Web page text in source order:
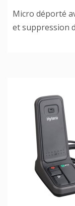
Micro déporté
et suppression